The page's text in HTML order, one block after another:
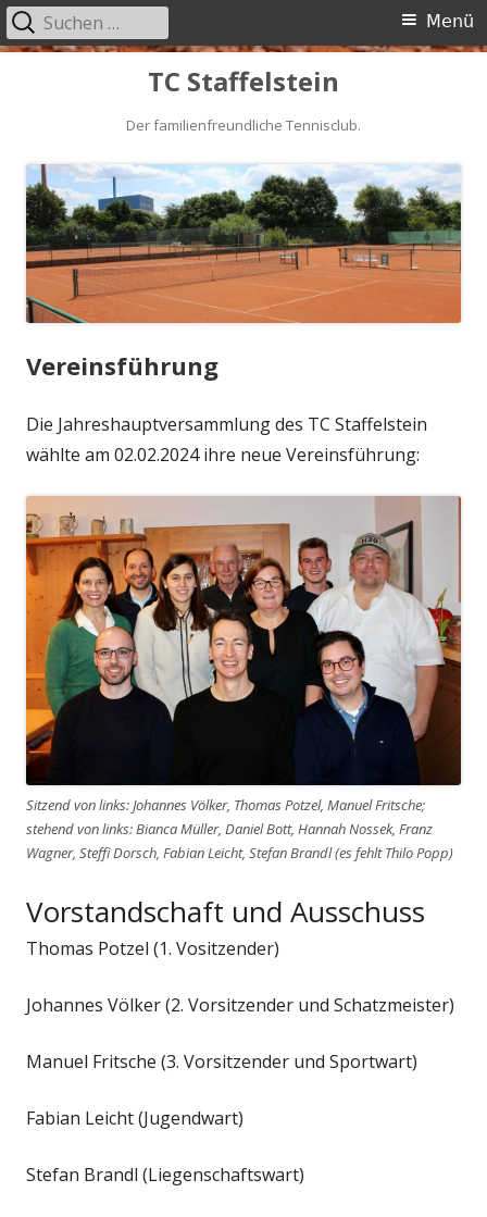
TC Staffelstein
Der familienfreundliche Tennisclub.
Primäres
Menü
Suchen
nach:
Vereinsführung
Die Jahreshauptversammlung des TC Staffelstein
wählte am 02.02.2024 ihre neue Vereinsführung:
Sitzend von links: Johannes Völker, Thomas Potzel, Manuel Fritsche;
stehend von links: Bianca Müller, Daniel Bott, Hannah Nossek, Franz
Wagner, Steffi Dorsch, Fabian Leicht, Stefan Brandl (es fehlt Thilo Popp)
Vorstandschaft und Ausschuss
Thomas Potzel (1. Vositzender)
Johannes Völker (2. Vorsitzender und Schatzmeister)
Manuel Fritsche (3. Vorsitzender und Sportwart)
Fabian Leicht (Jugendwart)
Stefan Brandl (Liegenschaftswart)